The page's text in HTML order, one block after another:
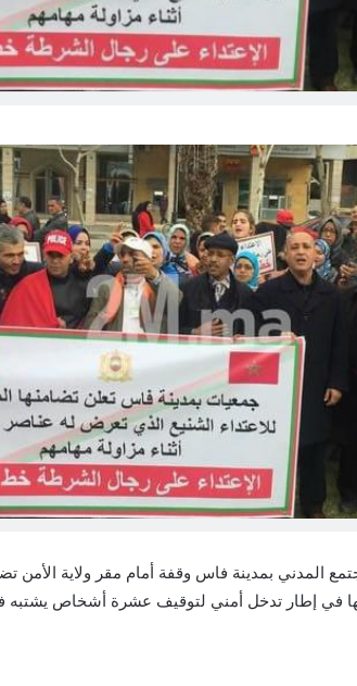
المدني بمدينة فاس وقفة أمام مقر ولاية الأمن
في إطار تدخل أمني لتوقيف عشرة أشخاص